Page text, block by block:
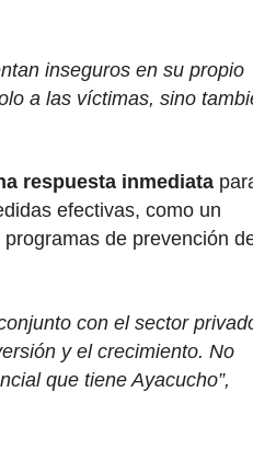
inseguros en su propio
a las víctimas, sino
respuesta inmediata
efectivas, como un
de prevención
con el sector
y el crecimiento. No
que tiene Ayacucho”,